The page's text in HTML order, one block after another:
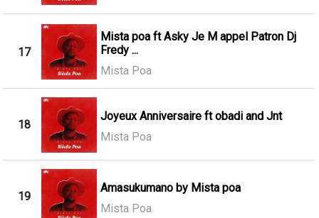
17
Mista poa ft Asky Je M appel Patron Dj
Fredy ...
Mista Poa
18
Joyeux Anniversaire ft obadi and Jnt
Mista Poa
19
Amasukumano by Mista poa
Mista Poa